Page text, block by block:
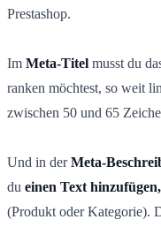
Prestashop.
Im Meta-Titel musst du
ranken möchtest, so weit
zwischen 50 und 65
Und in derMeta-
du einen Text
(Produkt oder Kategorie).